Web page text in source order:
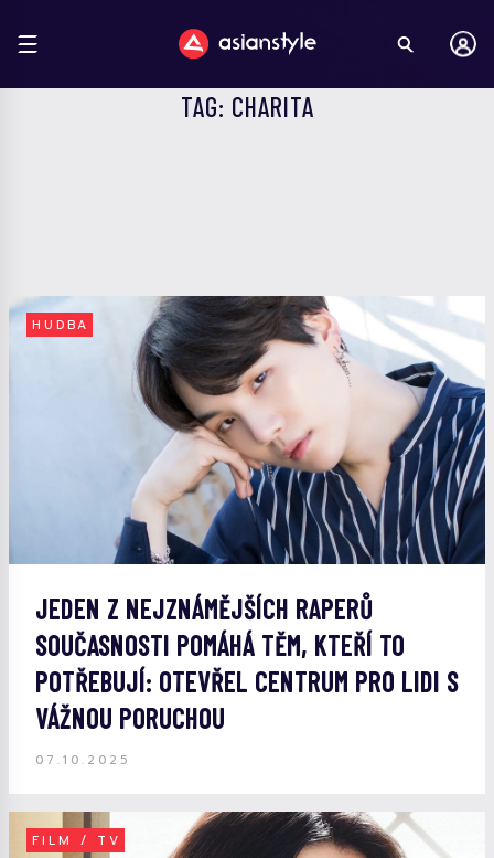
TAG: CHARITA
HUDBA
JEDEN Z NEJZNÁMĚJŠÍCH RAPERŮ
SOUČASNOSTI POMÁHÁ TĚM, KTEŘÍ TO
POTŘEBUJÍ: OTEVŘEL CENTRUM PRO LIDI S
VÁŽNOU PORUCHOU
07.10.2025
FILM / TV